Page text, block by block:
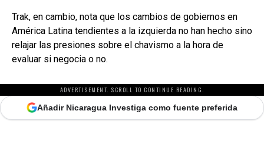
Trak, en cambio, nota que los cambios de gobiernos en
América Latina tendientes a la izquierda no han hecho sino
relajar las presiones sobre el chavismo a la hora de
evaluar si negocia o no.
ADVERTISEMENT. SCROLL TO CONTINUE READING.
Añadir Nicaragua Investiga como fuente preferida